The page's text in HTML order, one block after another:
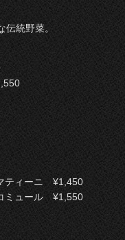
伝統野菜。
ティーニ ¥1,450
ミュール ¥1,550